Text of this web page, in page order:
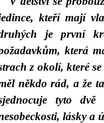
kteří mají
je první
která
z okolí, které
někdo rád, a že
tyto
lásky a